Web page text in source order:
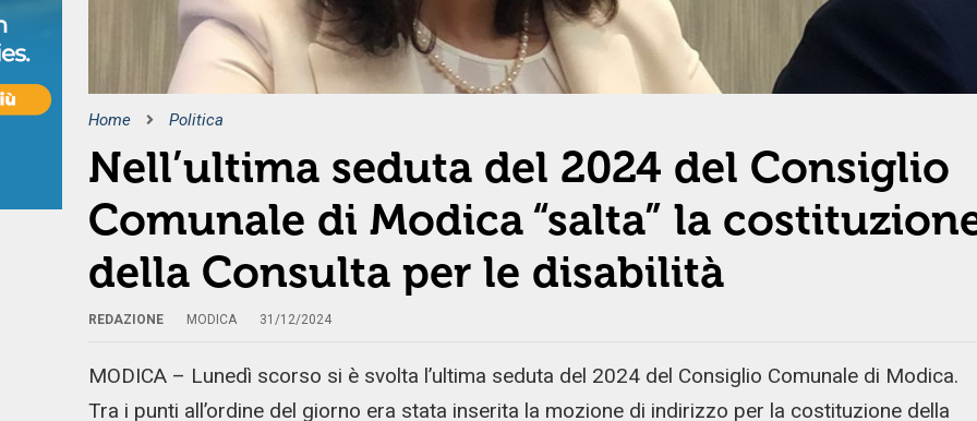
Home Politica
Nell’ultima seduta del 2024 del Consiglio
Comunale di Modica “salta” la
della Consulta per le disabilità
REDAZIONE MODICA 31/12/2024
MODICA – Lunedì scorso si è svolta l’ultima seduta del 2024 del Consiglio Comunale di Modica.
Tra i punti all’ordine del giorno era stata inserita la mozione di indirizzo per la costituzione della